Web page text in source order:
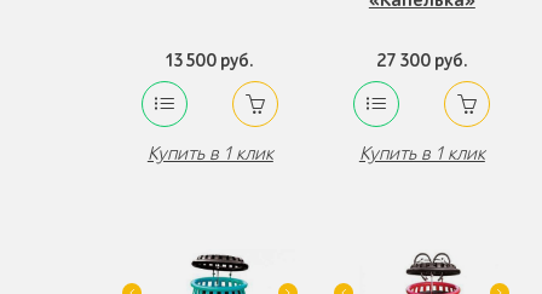
13 500 руб.
Купить в 1 клик
27 300 руб.
Купить в 1 клик